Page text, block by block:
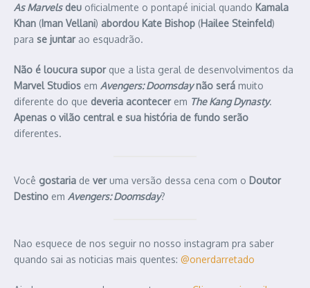
As Marvels deu oficialmente o pontapé inicial quando Kamala
Khan (Iman Vellani) abordou Kate Bishop (Hailee Steinfeld)
para se juntarao esquadrão.
Não é loucura suporque a lista geral de desenvolvimentos da
Marvel Studios em Avengers: Doomsday não será muito
diferente do que deveria acontecerem The Kang Dynasty.
Apenas o vilão central e sua história de fundo serão
diferentes.
Você gostaria de veruma versão dessa cena com o Doutor
Destino em Avengers: Doomsday?
Nao esquece de nos seguir no nosso instagram pra saber
quando sai as noticias mais quentes: @onerdarretado